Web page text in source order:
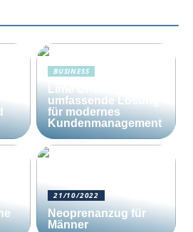
BUSINESS
Lime CRM: Die
umfassende Lösung
für modernes
Kundenmanagement
21/10/2022
Neoprenanzug für
Männer